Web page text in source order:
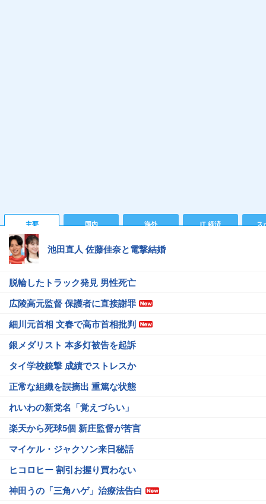
主要 国内 海外 IT 経済 ス
池田直人 佐藤佳奈と電撃結婚
脱輪したトラック発見 男性死亡
広陵高元監督 保護者に直接謝罪
細川元首相 文春で高市首相批判
銀メダリスト 本多灯被告を起訴
タイ学校銃撃 成績でストレスか
正常な組織を誤摘出 重篤な状態
れいわの新党名「覚えづらい」
楽天から死球5個 新庄監督が苦言
マイケル・ジャクソン来日秘話
ヒコロヒー 割引お握り買わない
神田うの「三角ハゲ」治療法告白